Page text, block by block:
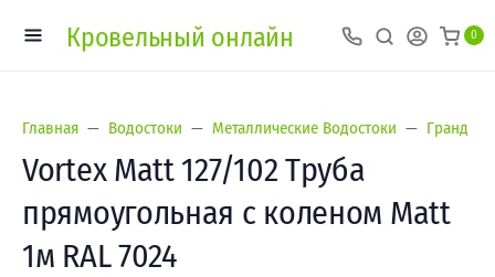
Кровельный онлайн 0
Главная Водостоки Металлические Водостоки Гранд
Vortex Matt 127/102 Труба
прямоугольная с коленом Matt
1м RAL 7024